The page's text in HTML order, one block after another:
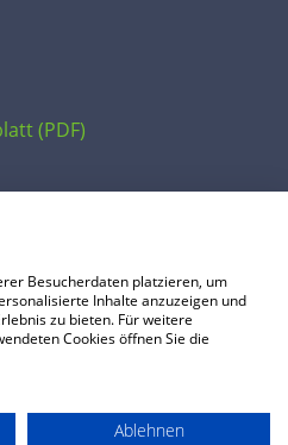
(PDF)
AGB Preise
Besucherdaten platzieren, um
Inhalte anzuzeigen und
zu bieten. Für weitere
Cookies öffnen Sie die
Ablehnen